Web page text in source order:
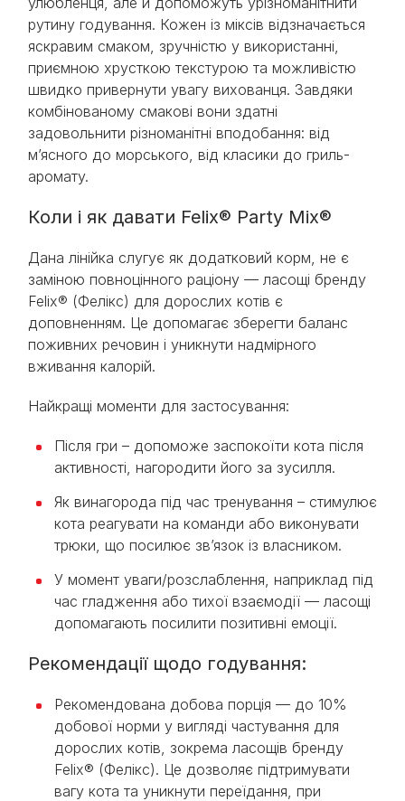
рутину годування. Кожен із міксів відзначається
яскравим смаком, зручністю у використанні,
приємною хрусткою текстурою та можливістю
швидко привернути увагу вихованця. Завдяки
комбінованому смакові вони здатні
задовольнити різноманітні вподобання: від
м’ясного до морського, від класики до гриль-
аромату.
Коли і як давати Felix® Party Mix®
Дана лінійка слугує як додатковий корм, не є
заміною повноцінного раціону — ласощі бренду
Felix® (Фелікс) для дорослих котів є
доповненням. Це допомагає зберегти баланс
поживних речовин і уникнути надмірного
вживання калорій.
Найкращі моменти для застосування:
Після гри – допоможе заспокоїти кота після
активності, нагородити його за зусилля.
Як винагорода під час тренування – стимулює
кота реагувати на команди або виконувати
трюки, що посилює зв’язок із власником.
У момент уваги/розслаблення, наприклад під
час гладження або тихої взаємодії — ласощі
допомагають посилити позитивні емоції.
Рекомендації щодо годування:
Рекомендована добова порція — до 10%
добової норми у вигляді частування для
дорослих котів, зокрема ласощів бренду
Felix® (Фелікс). Це дозволяє підтримувати
вагу кота та уникнути переїдання, при